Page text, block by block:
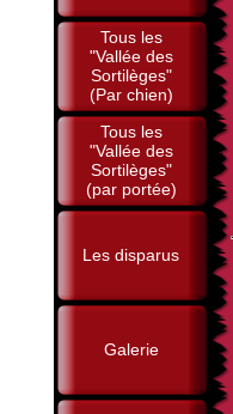
Tous les
"Vallée des
Sortilèges"
(Par chien)
Tous les
"Vallée des
Sortilèges"
(par portée)
Les disparus
Galerie